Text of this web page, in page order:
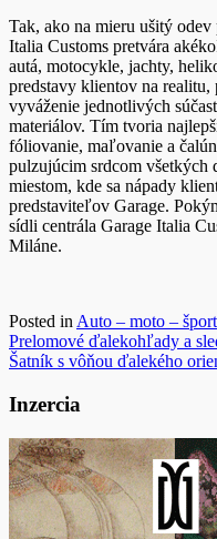
Tak, ako na mieru ušitý odev
Italia Customs pretvára
autá, motocykle, jachty,
predstavy klientov na realitu,
vyváženie jednotlivých
materiálov. Tím tvoria
fóliovanie, maľovanie a
pulzujúcim srdcom všetkých
miestom, kde sa nápady
predstaviteľov Garage.
sídli centrála Garage Italia
Miláne.
Posted inAuto – moto – šport
Navigácia
v
článku
Prelomové ďalekohľady a
Šatník s vôňou ďalekého
Inzercia